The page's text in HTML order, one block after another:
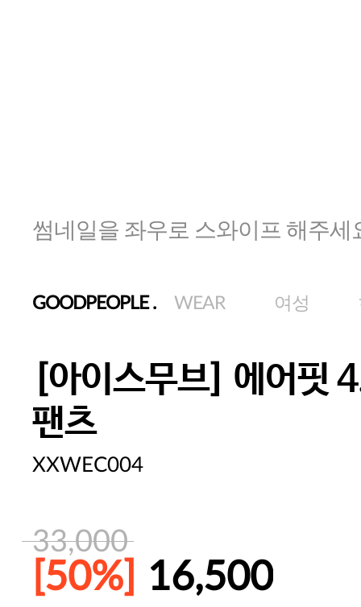
썸네일을 좌우로 스와이프 해주세
GOODPEOPLE. WEAR 여성
[아이스무브] 에어핏
팬츠
XXWEC004
33,000
[50%] 16,500